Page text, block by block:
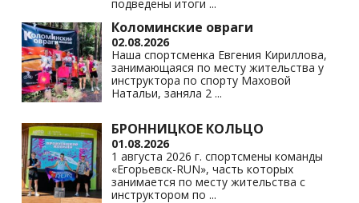
подведены итоги ...
Коломинские овраги
02.08.2026
Наша спортсменка Евгения Кириллова,
занимающаяся по месту жительства у
инструктора по спорту Маховой
Натальи, заняла 2 ...
БРОННИЦКОЕ КОЛЬЦО
01.08.2026
1 августа 2026 г. спортсмены команды
«Егорьевск-RUN», часть которых
занимается по месту жительства с
инструктором по ...